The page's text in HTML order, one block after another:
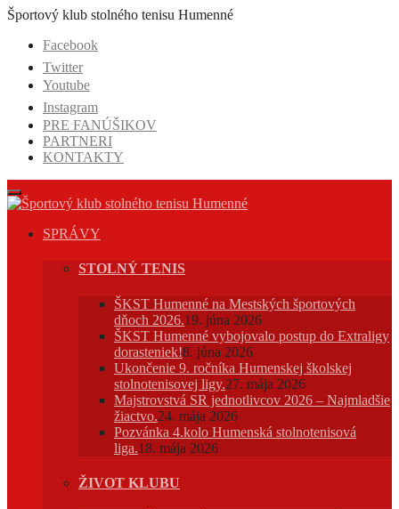
Prejsť
obsah
Športový klub stolného tenisu Humenné
Facebook
Twitter
Youtube
Instagram
PRE FANÚŠIKOV
PARTNERI
KONTAKTY
SPRÁVY
STOLNÝ TENIS
ŠKST Humenné na Mestských športových
dňoch 2026.19. júna 2026
ŠKST Humenné vybojovalo postup do Extraligy
dorasteniek!8. júna 2026
Ukončenie 9. ročníka Humenskej školskej
stolnotenisovej ligy.27. mája 2026
Majstrovstvá SR jednotlivcov 2026 – Najmladšie
žiactvo.24. mája 2026
Pozvánka 4.kolo Humenská stolnotenisová
liga.18. mája 2026
ŽIVOT KLUBU